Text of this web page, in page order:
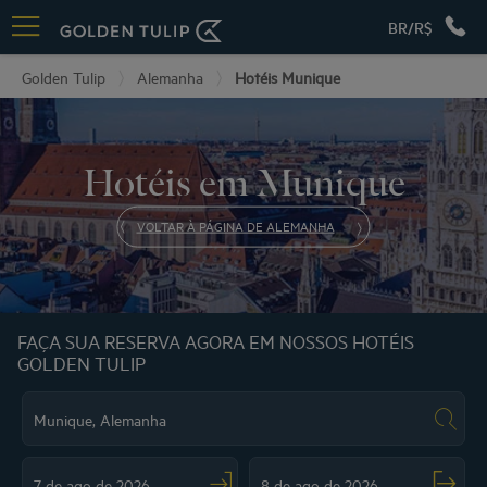
BR/R$
Golden Tulip Alemanha Hotéis Munique
Hotéis em Munique
VOLTAR À PÁGINA DE ALEMANHA
FAÇA SUA RESERVA AGORA EM NOSSOS HOTÉIS
GOLDEN TULIP